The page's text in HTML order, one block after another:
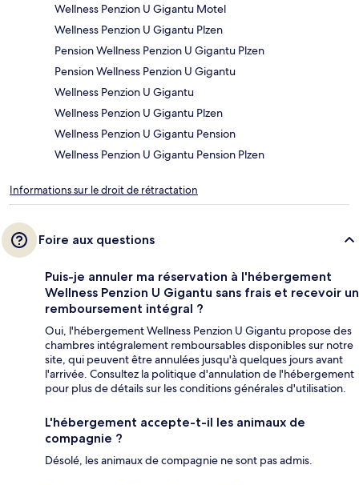
Wellness Penzion U Gigantu Motel
Wellness Penzion U Gigantu Plzen
Pension Wellness Penzion U Gigantu Plzen
Pension Wellness Penzion U Gigantu
Wellness Penzion U Gigantu
Wellness Penzion U Gigantu Plzen
Wellness Penzion U Gigantu Pension
Wellness Penzion U Gigantu Pension Plzen
Informations sur le droit de rétractation
Foire aux questions
Puis-je annuler ma réservation à l'hébergement
Wellness Penzion U Gigantu sans frais et recevoir un
remboursement intégral ?
Oui, l'hébergement Wellness Penzion U Gigantu propose des
chambres intégralement remboursables disponibles sur notre
site, qui peuvent être annulées jusqu'à quelques jours avant
l'arrivée. Consultez la politique d'annulation de l'hébergement
pour plus de détails sur les conditions générales d'utilisation.
L'hébergement accepte-t-il les animaux de
compagnie ?
Désolé, les animaux de compagnie ne sont pas admis.